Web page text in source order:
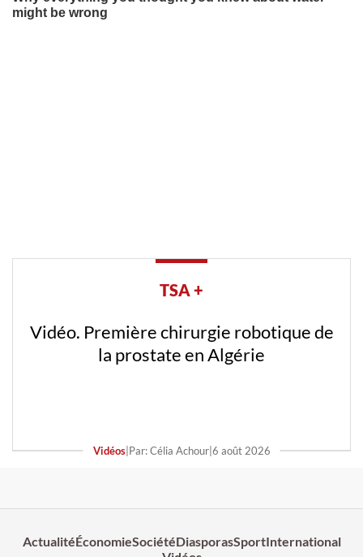
TSA +
Vidéo. Première chirurgie robotique de
la prostate en Algérie
Vidéos| Par: Célia Achour| 6 août 2026
ActualitéÉconomieSociétéDiasporasSportInternational